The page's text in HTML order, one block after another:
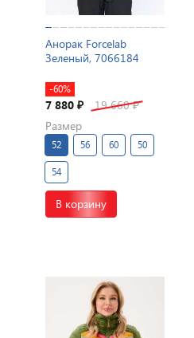
Анорак Forcelab
Зеленый, 7066184
-60%
7 880 ₽ 19 660₽
Размер
52 56 60 50
54
В корзину